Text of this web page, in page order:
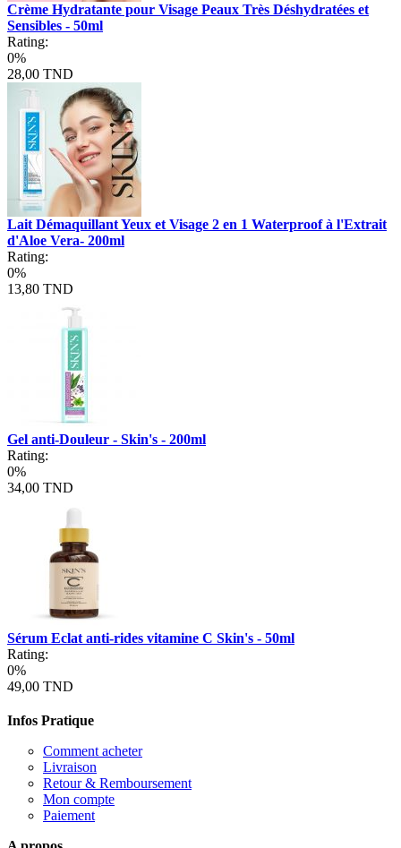
Crème Hydratante pour Visage Peaux Très Déshydratées et
Sensibles - 50ml
Rating:
0%
28,00 TND
Lait Démaquillant Yeux et Visage 2 en 1 Waterproof à l'Extrait
d'Aloe Vera- 200ml
Rating:
0%
13,80 TND
Gel anti-Douleur - Skin's - 200ml
Rating:
0%
34,00 TND
Sérum Eclat anti-rides vitamine C Skin's - 50ml
Rating:
0%
49,00 TND
Infos Pratique
Comment acheter
Livraison
Retour & Remboursement
Mon compte
Paiement